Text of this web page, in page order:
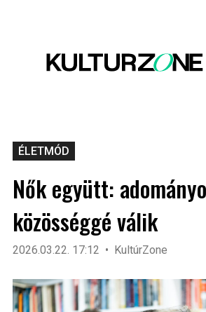
ÉLETMÓD
Nők együtt:
közösséggé válik
2026.03.22. 17:12 KultúrZone